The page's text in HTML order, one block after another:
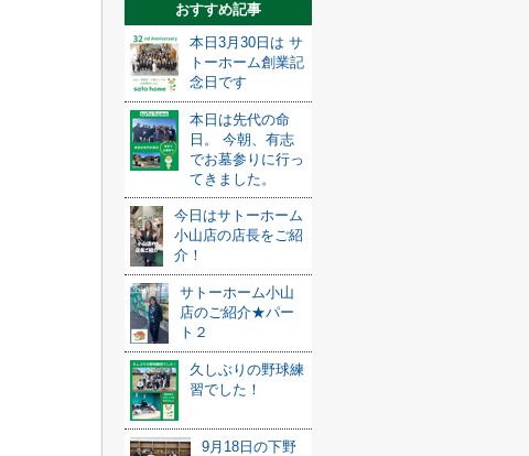
おすすめ記事
本日3月30日は サ
トーホーム創業記
念日です
本日は先代の命
日。 今朝、有志
でお墓参りに行っ
てきました。
今日はサトーホーム
小山店の店長をご紹
介！
サトーホーム小山
店のご紹介★パー
ト２
久しぶりの野球練
習でした！
9月18日の下野